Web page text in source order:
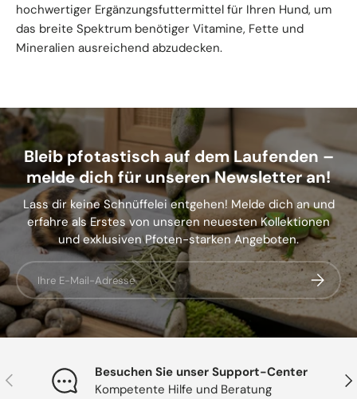
hochwertiger Ergänzungsfuttermittel für Ihren Hund, um
das breite Spektrum benötiger Vitamine, Fette und
Mineralien ausreichend abzudecken.
Bleib pfotastisch auf dem Laufenden –
melde dich für unseren Newsletter an!
Lass dir keine Schnüffelei entgehen! Melde dich an und
erfahre als Erstes von unseren neuesten Kollektionen
und exklusiven Pfoten-starken Angeboten.
E-Mail
Vorherige
Besuchen Sie unser Support-Center
Kompetente Hilfe und Beratung